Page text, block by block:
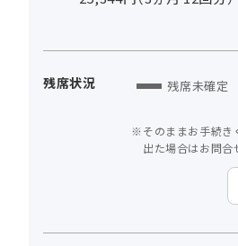
残席状況 残席未確定
そのままお手続
出た場合はお問合